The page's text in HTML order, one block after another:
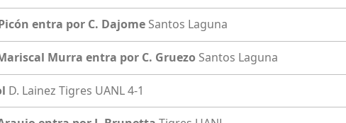
entra por C. Dajome Santos Laguna
Murra entra por C. Gruezo Santos Laguna
D. Lainez Tigres UANL4-1